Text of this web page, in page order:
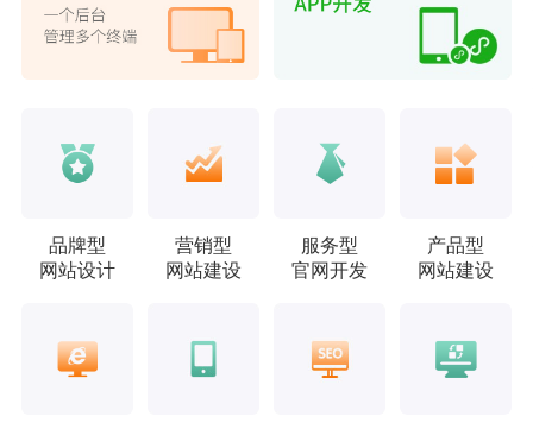
品牌型
网站设计
营销型
网站建设
服务型
官网开发
产品型
网站建设